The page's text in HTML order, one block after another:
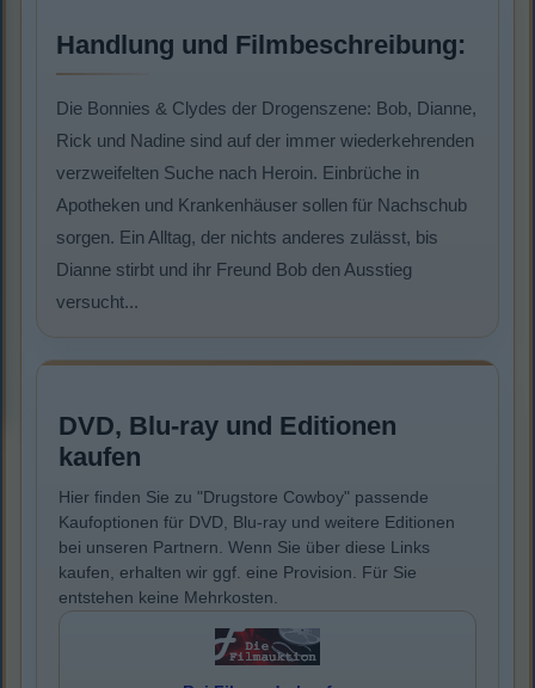
Handlung und Filmbeschreibung:
Die Bonnies & Clydes der Drogenszene: Bob, Dianne,
Rick und Nadine sind auf der immer wiederkehrenden
verzweifelten Suche nach Heroin. Einbrüche in
Apotheken und Krankenhäuser sollen für Nachschub
sorgen. Ein Alltag, der nichts anderes zulässt, bis
Dianne stirbt und ihr Freund Bob den Ausstieg
versucht...
DVD, Blu-ray und Editionen
kaufen
Hier finden Sie zu "Drugstore Cowboy" passende
Kaufoptionen für DVD, Blu-ray und weitere Editionen
bei unseren Partnern. Wenn Sie über diese Links
kaufen, erhalten wir ggf. eine Provision. Für Sie
entstehen keine Mehrkosten.